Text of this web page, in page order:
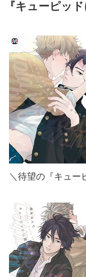
『キューピッ
＼待望の『キュ